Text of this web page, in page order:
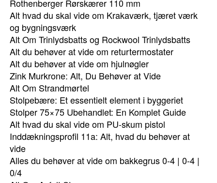
Rothenberger Rørskærer 110 mm
Alt hvad du skal vide om Krakaværk, tjæret værk
og bygningsværk
Alt Om Trinlydsbatts og Rockwool Trinlydsbatts
Alt du behøver at vide om returtermostater
Alt du behøver at vide om hjulnøgler
Zink Murkrone: Alt, Du Behøver at Vide
Alt Om Strandmørtel
Stolpebære: Et essentielt element i byggeriet
Stolper 75×75 Ubehandlet: En Komplet Guide
Alt hvad du skal vide om PU-skum pistol
Inddækningsprofil 11a: Alt, hvad du behøver at
vide
Alles du behøver at vide om bakkegrus 0-4 | 0-4 |
0/4